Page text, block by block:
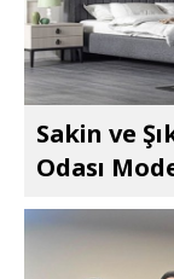
Sakin ve
Odası